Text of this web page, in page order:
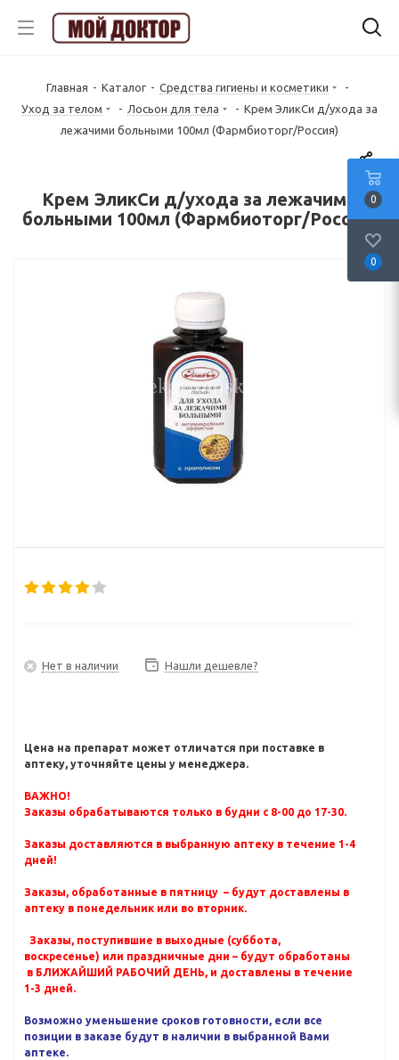
Главная - Каталог - Средства гигиены и косметики
-
Уход за телом
- Лосьон для тела - Крем ЭликСи д/ухода за
лежачими больными 100мл (Фармбиоторг/Россия)
Крем ЭликСи д/ухода за лежачими
больными 100мл (Фармбиоторг/Россия)
Нет в наличии Нашли дешевле?
Цена на препарат может отличатся при поставке в
аптеку, уточняйте цены у менеджера.
ВАЖНО!
Заказы обрабатываются только в будни с 8-00 до 17-30.
Заказы доставляются в выбранную аптеку в течение 1-4
дней!
Заказы, обработанные в пятницу – будут доставлены в
аптеку в понедельник или во вторник.
Заказы, поступившие в выходные (суббота,
воскресенье) или праздничные дни – будут обработаны
в БЛИЖАЙШИЙ РАБОЧИЙ ДЕНЬ, и доставлены в течение
1-3 дней.
Возможно уменьшение сроков готовности, если все
позиции в заказе будут в наличии в выбранной Вами
аптеке.
0
0